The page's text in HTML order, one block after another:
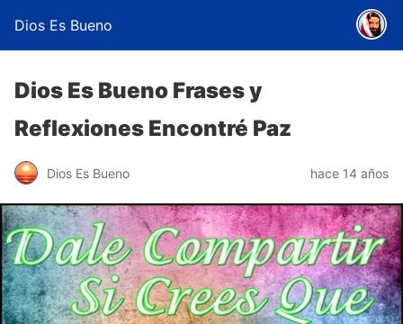
Dios Es Bueno
Dios Es Bueno Frases y
Reflexiones Encontré Paz
Dios Es Bueno hace 14 años